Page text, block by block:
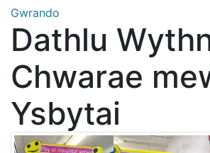
Gwrando
Dathlu
Chwarae
Ysbytai